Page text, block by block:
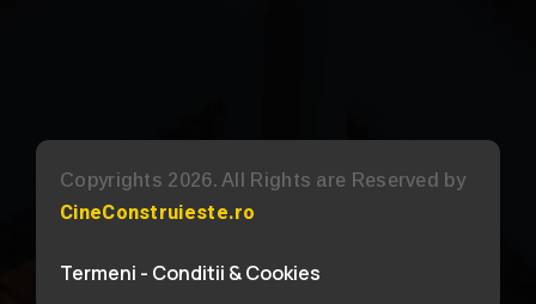
Copyrights 2026. All Rights are Reserved by
CineConstruieste.ro
Termeni - Conditii & Cookies